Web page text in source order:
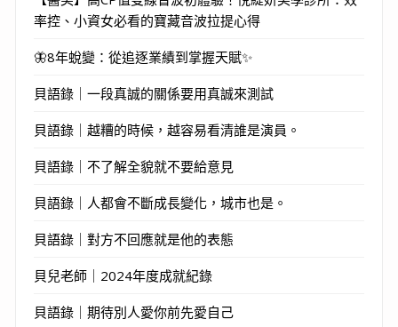
率控、小資女必看的寶藏音波拉提心得
🦋8年蛻變：從追逐業績到掌握天賦✨
貝語錄｜一段真誠的關係要用真誠來測試
貝語錄｜越糟的時候，越容易看清誰是演員。
貝語錄｜不了解全貌就不要給意見
貝語錄｜人都會不斷成長變化，城市也是。
貝語錄｜對方不回應就是他的表態
貝兒老師｜2024年度成就紀錄
貝語錄｜期待別人愛你前先愛自己